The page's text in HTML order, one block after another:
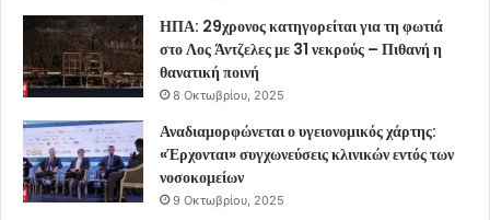
ΗΠΑ: 29χρονος κατηγορείται για τη φωτιά
στο Λος Άντζελες με 31 νεκρούς – Πιθανή η
θανατική ποινή
8 Οκτωβρίου, 2025
Αναδιαμορφώνεται ο υγειονομικός χάρτης:
«Έρχονται» συγχωνεύσεις κλινικών εντός των
νοσοκομείων
9 Οκτωβρίου, 2025